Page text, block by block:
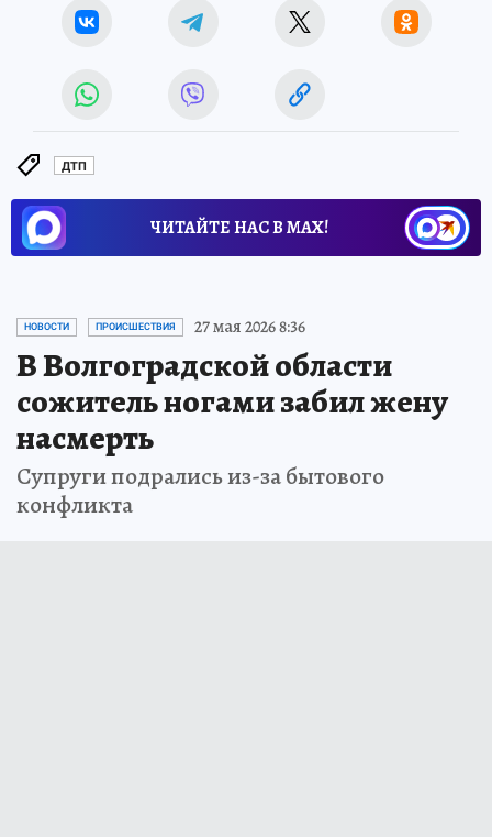
ДТП
ЧИТАЙТЕ НАС В МАХ!
НОВОСТИ ПРОИСШЕСТВИЯ 27 мая 2026 8:36
В Волгоградской области
сожитель ногами забил жену
насмерть
Супруги подрались из-за бытового
конфликта